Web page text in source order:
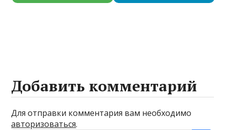
Добавить комментарий
Для отправки комментария вам необходимо
авторизоваться.